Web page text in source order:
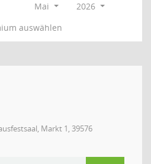
Mai
2026
auswählen
Markt 1, 39576